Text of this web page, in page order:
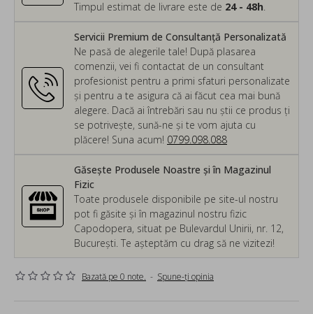
Servicii Premium de Consultanță Personalizată
Ne pasă de alegerile tale! După plasarea
comenzii, vei fi contactat de un consultant
profesionist pentru a primi sfaturi personalizate
și pentru a te asigura că ai făcut cea mai bună
alegere. Dacă ai întrebări sau nu știi ce produs ți
se potrivește, sună-ne și te vom ajuta cu
plăcere! Suna acum! 0799.098.088
Timpul estimat de livrare este de 24 - 48h
Găsește Produsele Noastre și în Magazinul
Fizic
Toate produsele disponibile pe site-ul nostru
pot fi găsite și în magazinul nostru fizic
Capodopera, situat pe Bulevardul Unirii, nr. 12,
București. Te așteptăm cu drag să ne vizitezi!
Bazată pe 0 note. - Spune-ţi opinia